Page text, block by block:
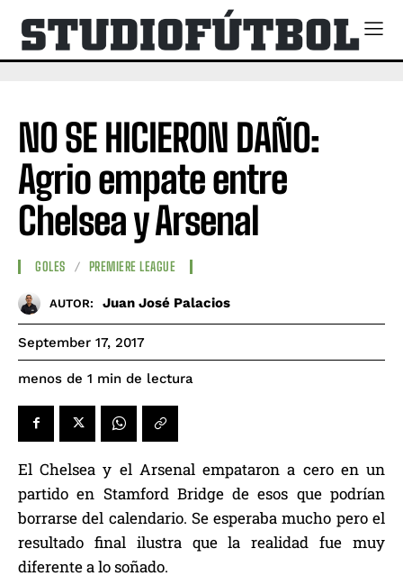
NO SE HICIERON DAÑO:
Agrio empate entre
Chelsea y Arsenal
GOLES PREMIERE LEAGUE
AUTOR: Juan José Palacios
September 17, 2017
menos de 1 min de lectura
El Chelsea y el Arsenal empataron a cero en un
partido en Stamford Bridge de esos que podrían
borrarse del calendario. Se esperaba mucho pero el
resultado final ilustra que la realidad fue muy
diferente a lo soñado.